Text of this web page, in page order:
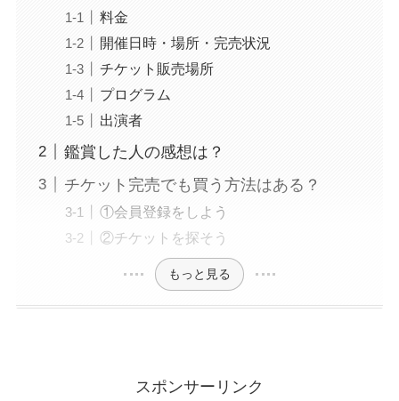
料金
開催日時・場所・完売状況
チケット販売場所
プログラム
出演者
鑑賞した人の感想は？
チケット完売でも買う方法はある？
①会員登録をしよう
②チケットを探そう
もっと見る
スポンサーリンク